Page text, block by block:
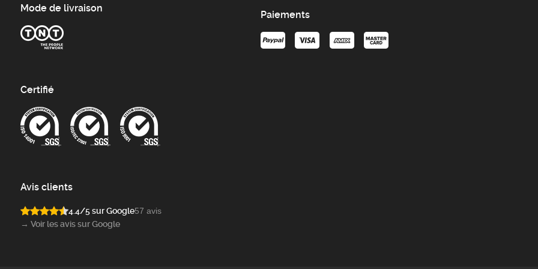
Mode de livraison
Certifié
Avis clients
4.4/5 sur Google57 avis
→ Voir les avis sur Google
Paiements